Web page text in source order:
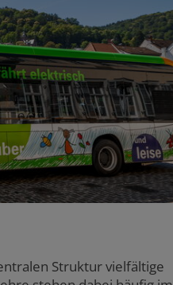
Struktur vielfältige